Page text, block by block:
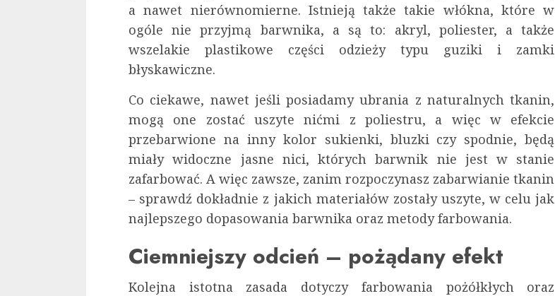
a nawet nierównomierne. Istnieją także takie włókna, które w
ogóle nie przyjmą barwnika, a są to: akryl, poliester, a także
wszelakie plastikowe części odzieży typu guziki i zamki
błyskawiczne.
Co ciekawe, nawet jeśli posiadamy ubrania z naturalnych tkanin,
mogą one zostać uszyte nićmi z poliestru, a więc w efekcie
przebarwione na inny kolor sukienki, bluzki czy spodnie, będą
miały widoczne jasne nici, których barwnik nie jest w stanie
zafarbować. A więc zawsze, zanim rozpoczynasz zabarwianie tkanin
– sprawdź dokładnie z jakich materiałów zostały uszyte, w celu jak
najlepszego dopasowania barwnika oraz metody farbowania.
Ciemniejszy odcień – pożądany efekt
Kolejna istotna zasada dotyczy farbowania pożółkłych oraz